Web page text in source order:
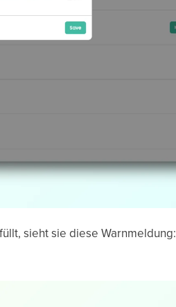
sieht sie diese Warnmeldung: